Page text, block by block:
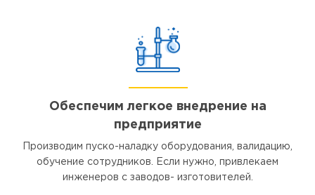
Обеспечим легкое внедрение на
предприятие
Производим пуско-наладку оборудования, валидацию,
обучение сотрудников. Если нужно, привлекаем
инженеров с заводов- изготовителей.